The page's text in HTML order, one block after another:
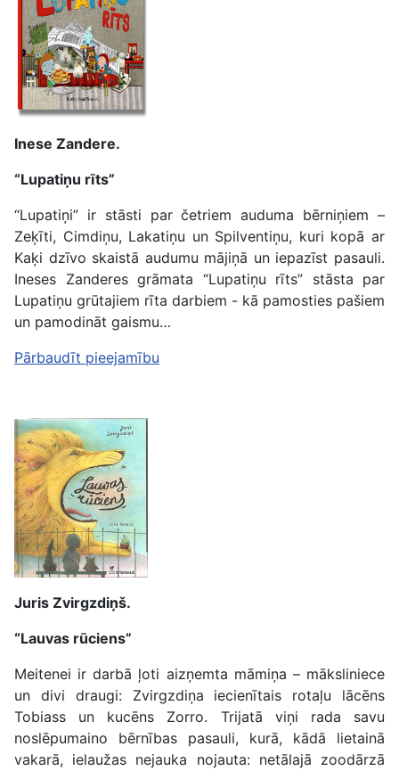
Inese Zandere.
“Lupatiņu rīts”
“Lupatiņi” ir stāsti par četriem auduma bērniņiem –
Zeķīti, Cimdiņu, Lakatiņu un Spilventiņu, kuri kopā ar
Kaķi dzīvo skaistā audumu mājiņā un iepazīst pasauli.
Ineses Zanderes grāmata “Lupatiņu rīts” stāsta par
Lupatiņu grūtajiem rīta darbiem - kā pamosties pašiem
un pamodināt gaismu…
Pārbaudīt pieejamību
Juris Zvirgzdiņš.
“Lauvas rūciens”
Meitenei ir darbā ļoti aizņemta māmiņa – māksliniece
un divi draugi: Zvirgzdiņa iecienītais rotaļu lācēns
Tobiass un kucēns Zorro. Trijatā viņi rada savu
noslēpumaino bērnības pasauli, kurā, kādā lietainā
vakarā, ielaužas nejauka nojauta: netālajā zoodārzā